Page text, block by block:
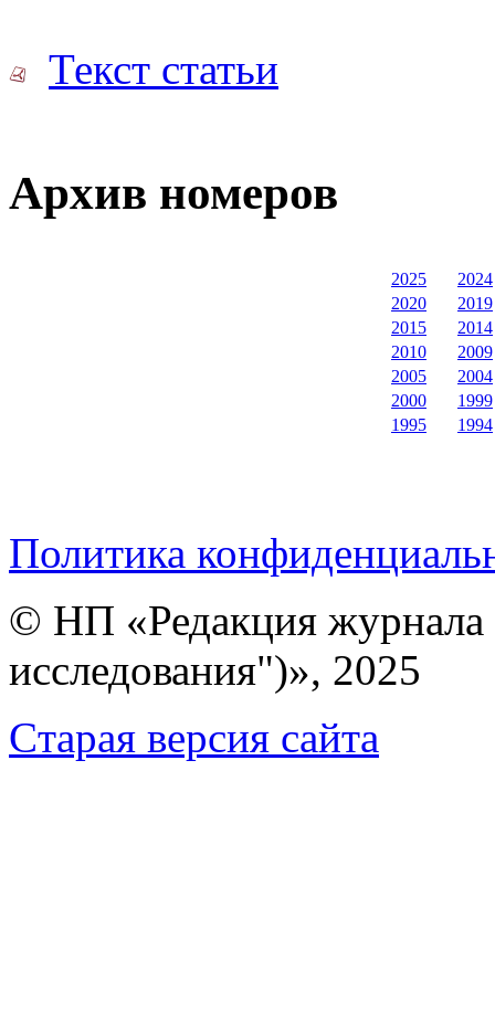
Текст статьи
Архив номеров
2025
2024
2020
2019
2015
2014
2010
2009
2005
2004
2000
1999
1995
1994
Политика
© НП «Редакция
исследования")», 2025
Cтарая версия сайта